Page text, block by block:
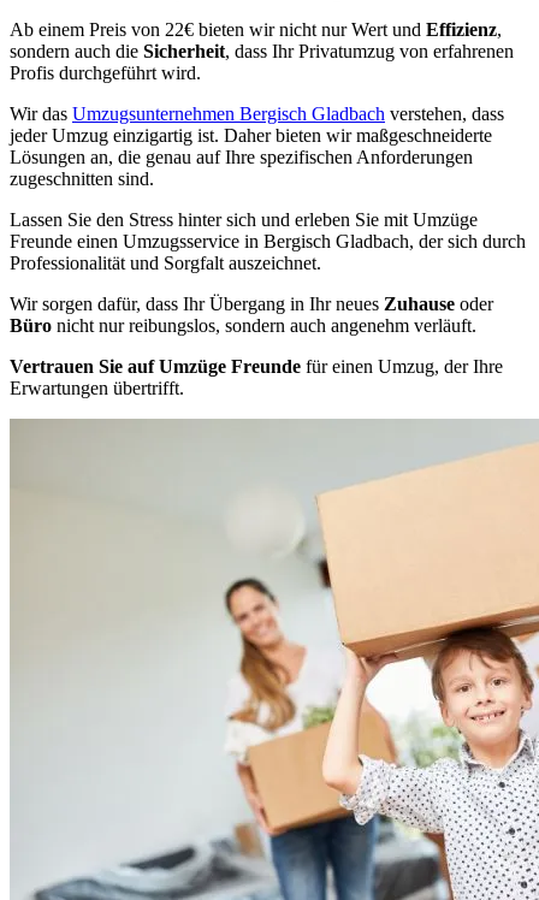
Ab einem Preis von 22€ bieten wir nicht nur Wert und Effizienz,
sondern auch die Sicherheit, dass Ihr Privatumzug von erfahrenen
Profis durchgeführt wird.
Wir das Umzugsunternehmen Bergisch Gladbach verstehen, dass
jeder Umzug einzigartig ist. Daher bieten wir maßgeschneiderte
Lösungen an, die genau auf Ihre spezifischen Anforderungen
zugeschnitten sind.
Lassen Sie den Stress hinter sich und erleben Sie mit Umzüge
Freunde einen Umzugsservice in Bergisch Gladbach, der sich durch
Professionalität und Sorgfalt auszeichnet.
Wir sorgen dafür, dass Ihr Übergang in Ihr neues Zuhause oder
Büro nicht nur reibungslos, sondern auch angenehm verläuft.
Vertrauen Sie auf Umzüge Freunde für einen Umzug, der Ihre
Erwartungen übertrifft.